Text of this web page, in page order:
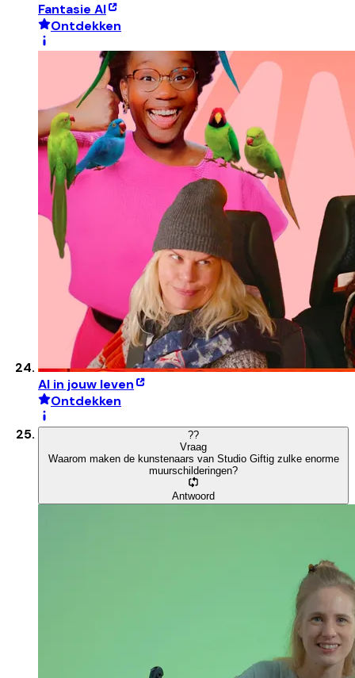
Fantasie AI
Ontdekken
AI in jouw leven
Ontdekken
??
Vraag
Waarom maken de kunstenaars van Studio Giftig zulke enorme
muurschilderingen?
Antwoord